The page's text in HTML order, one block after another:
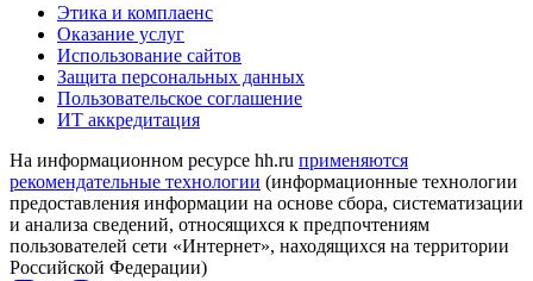
Этика и комплаенс
Оказание услуг
Использование сайтов
Защита персональных данных
Пользовательское соглашение
ИТ аккредитация
На информационном ресурсе hh.ru применяются
рекомендательные технологии (информационные технологии
предоставления информации на основе сбора, систематизации
и анализа сведений, относящихся к предпочтениям
пользователей сети «Интернет», находящихся на территории
Российской Федерации)